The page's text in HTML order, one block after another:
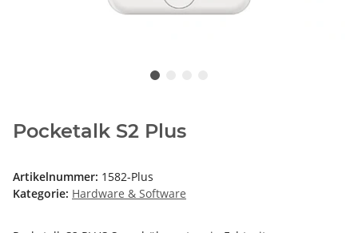
Pocketalk S2 Plus
Artikelnummer: 1582-Plus
Kategorie: Hardware & Software